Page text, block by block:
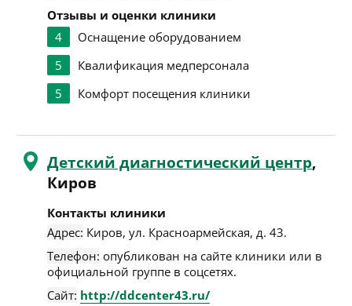
Отзывы и оценки клиники
4
Оснащение оборудованием
5
Квалификация медперсонала
5
Комфорт посещения клиники
Детский диагностический центр,
Киров
Контакты клиники
Адрес: Киров, ул. Красноармейская, д. 43.
Телефон: опубликован на сайте клиники или в
официальной группе в соцсетях.
Сайт: http://ddcenter43.ru/